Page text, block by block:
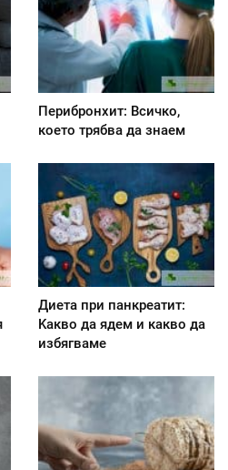
Перибронхит: Всичко,
което трябва да знаем
Диета при панкреатит:
Kакво да ядем и какво да
избягваме